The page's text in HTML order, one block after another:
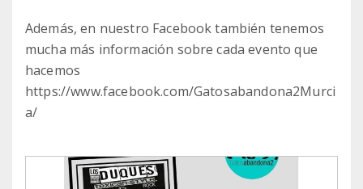
Además, en nuestro Facebook también tenemos
mucha más información sobre cada evento que
hacemos
https://www.facebook.com/Gatosabandona2Murci
a/